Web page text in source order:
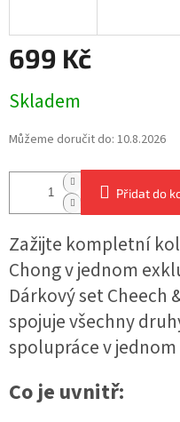
699 Kč
cena:
Skladem
Můžeme doručit do: 10.8.2026
Přidat do
Zažijte kompletní
Chong v jednom
Dárkový set Cheech
spojuje všechny
spolupráce v
Co je uvnitř: